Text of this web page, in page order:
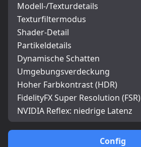
Config
Modell-/Texturdetails
Texturfiltermodus
Shader-Detail
Partikeldetails
Dynamische Schatten
Umgebungsverdeckung
Hoher Farbkontrast (HDR)
FidelityFX Super Resolution (FSR)
NVIDIA Reflex: niedrige Latenz